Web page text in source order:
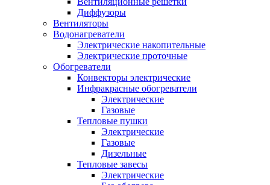
Диффузоры
Вентиляторы
Водонагреватели
Электрические накопительные
Электрические проточные
Обогреватели
Конвекторы электрические
Инфракрасные обогреватели
Электрические
Газовые
Тепловые пушки
Электрические
Газовые
Дизельные
Тепловые завесы
Электрические